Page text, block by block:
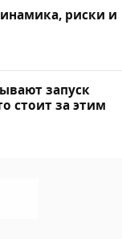
риски и
запуск
стоит за этим